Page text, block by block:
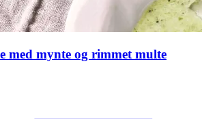
med mynte og rimmet multe